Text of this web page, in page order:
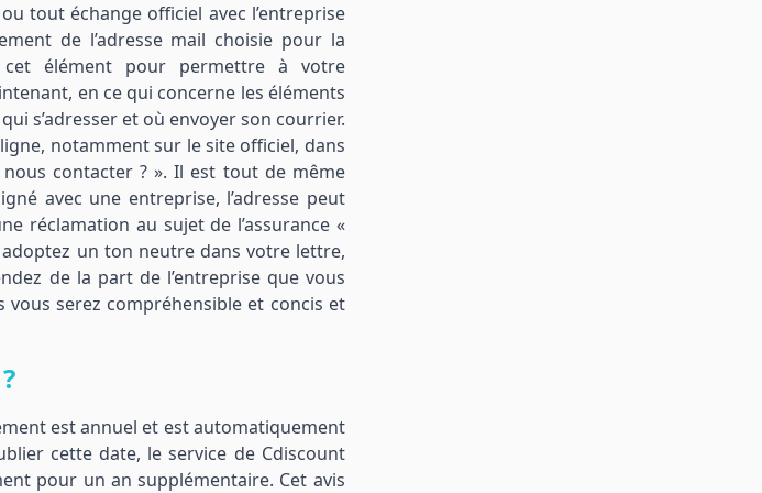
tout échange officiel avec l’entreprise
de l’adresse mail choisie pour la
cet élément pour permettre à votre
en ce qui concerne les éléments
s’adresser et où envoyer son courrier.
notamment sur le site officiel, dans
contacter ? ». Il est tout de même
avec une entreprise, l’adresse peut
réclamation au sujet de l’assurance «
un ton neutre dans votre lettre,
de la part de l’entreprise que vous
vous serez compréhensible et concis et
est annuel et est automatiquement
cette date, le service de Cdiscount
pour un an supplémentaire. Cet avis